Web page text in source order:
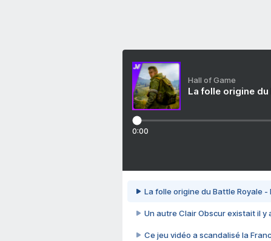
Hall of Game
La folle origine
0:00
La folle origine du Battle Royale -
Un autre Clair Obscur existait il y
Ce jeu vidéo a scandalisé la